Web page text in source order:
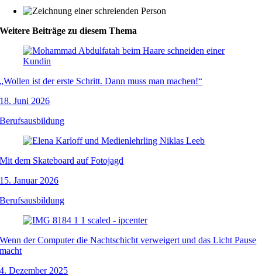
Weitere Beiträge zu diesem Thema
„Wollen ist der erste Schritt. Dann muss man machen!“
18. Juni 2026
Berufsausbildung
Mit dem Skateboard auf Fotojagd
15. Januar 2026
Berufsausbildung
Wenn der Computer die Nachtschicht verweigert und das Licht Pause
macht
4. Dezember 2025